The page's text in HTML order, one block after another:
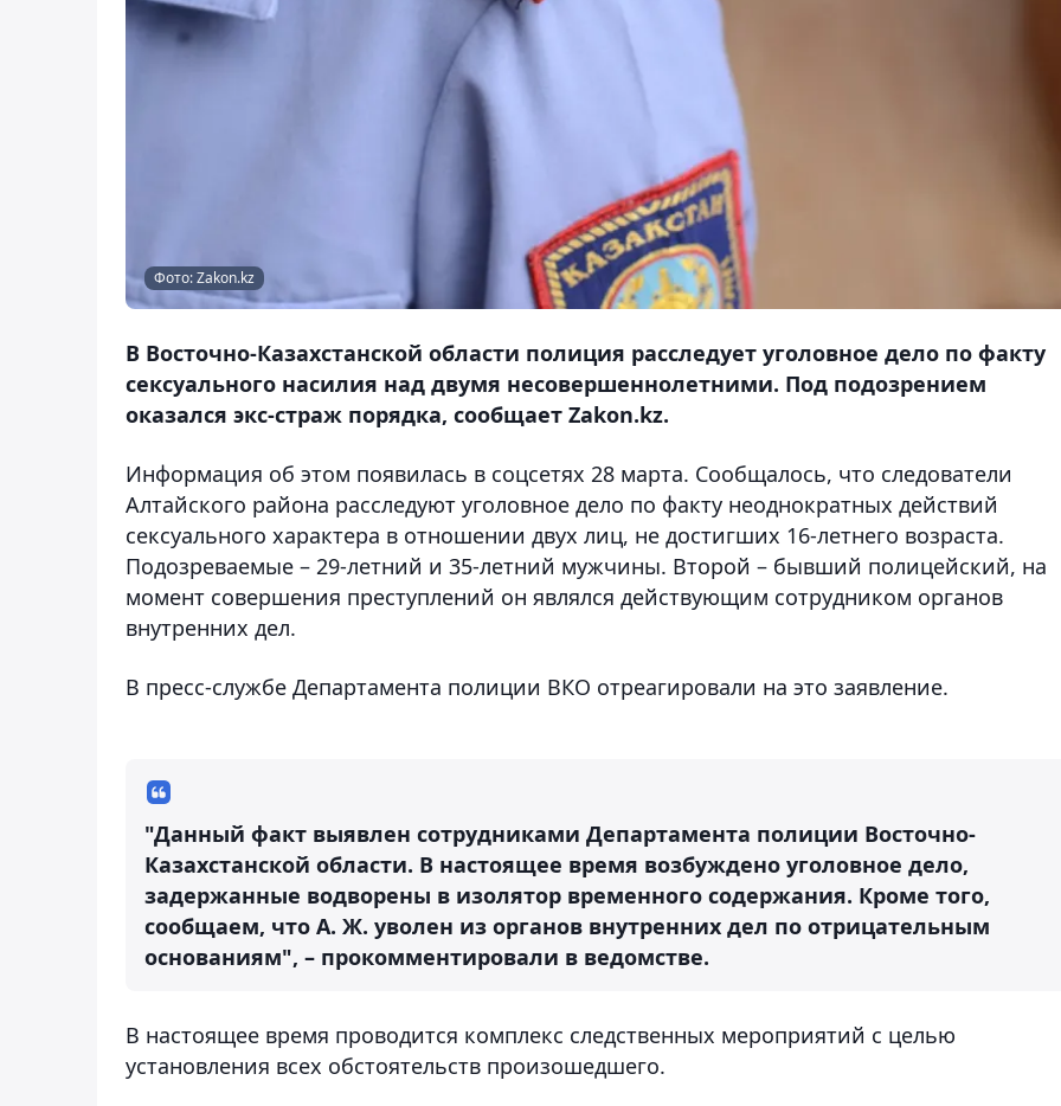
Фото: Zakon.kz
В Восточно-Казахстанской области полиция расследует уголовное дело по факту
сексуального насилия над двумя несовершеннолетними. Под подозрением
оказался экс-страж порядка, сообщает Zakon.kz.
Информация об этом появилась в соцсетях 28 марта. Сообщалось, что следователи
Алтайского района расследуют уголовное дело по факту неоднократных действий
сексуального характера в отношении двух лиц, не достигших 16-летнего возраста.
Подозреваемые – 29-летний и 35-летний мужчины. Второй – бывший полицейский, на
момент совершения преступлений он являлся действующим сотрудником органов
внутренних дел.
В пресс-службе Департамента полиции ВКО отреагировали на это заявление.
"Данный факт выявлен сотрудниками Департамента полиции Восточно-
Казахстанской области. В настоящее время возбуждено уголовное дело,
задержанные водворены в изолятор временного содержания. Кроме того,
сообщаем, что А. Ж. уволен из органов внутренних дел по отрицательным
основаниям", – прокомментировали в ведомстве.
В настоящее время проводится комплекс следственных мероприятий с целью
установления всех обстоятельств произошедшего.